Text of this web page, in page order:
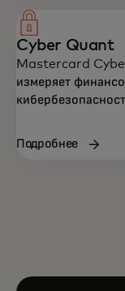
Cyber Quant
Mastercard
измеряет
Подробнее